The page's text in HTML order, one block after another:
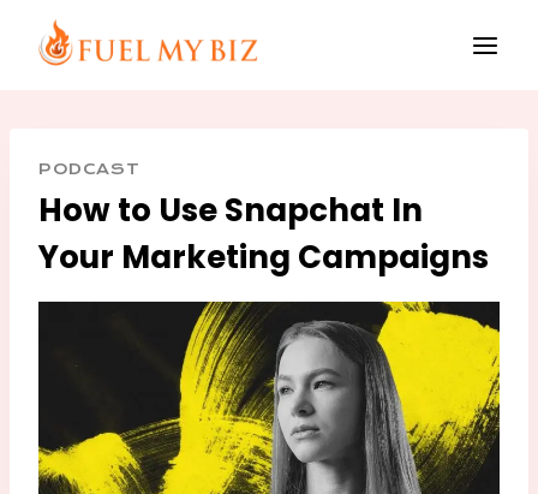
PODCAST
How to Use Snapchat In
Your Marketing Campaigns